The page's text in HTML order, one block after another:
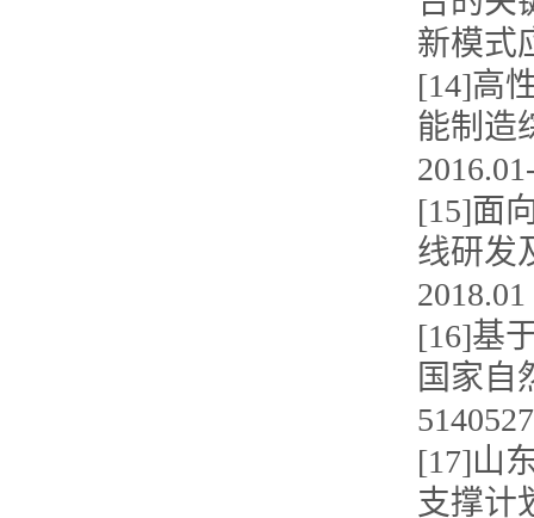
新模式
[14]高
能制造
[15]面
线研发
[16]基
国家自
[17]山
支撑计